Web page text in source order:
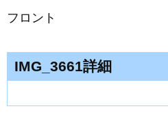
フロント
IMG_3661詳細